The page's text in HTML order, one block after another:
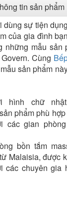
tin sản phẩm
dùng sự tiện
của gia đình
những mẫu sản
Cùng
sản phẩm
hình chữ
phẩm phù
các gian
bồn tắm
Malaisia, được
các chuyên gia